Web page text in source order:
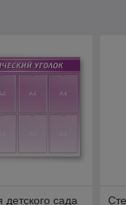
детского сада